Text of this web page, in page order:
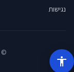
נגישות
© 2026 ברכת. כל הזכויות שמורות.